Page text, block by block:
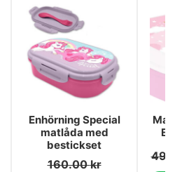
Enhörning Special
matlåda med
bestickset
160.00kr